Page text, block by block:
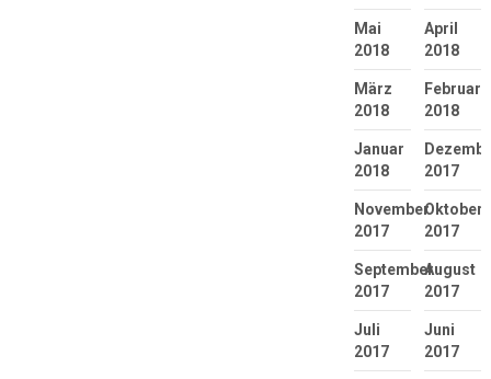
Mai
2018
April
2018
März
2018
Februar
2018
Januar
2018
2017
November
2017
Oktober
2017
September
2017
August
2017
Juli
2017
Juni
2017